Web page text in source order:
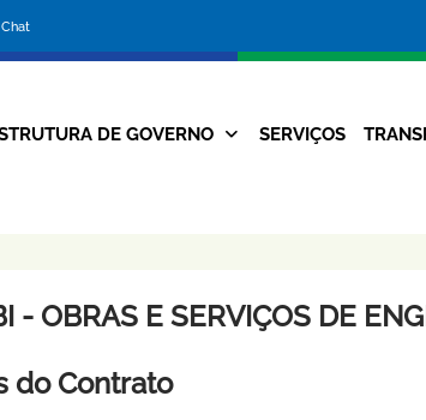
da
Prefeitura
Navegação
DE GOVERNO SERVIÇOS
- OBRAS E SERVIÇOS DE
do Contrato